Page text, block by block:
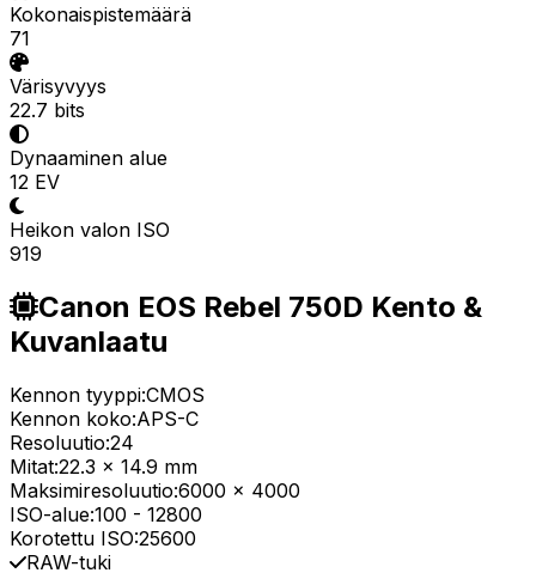
Kokonaispistemäärä
71
Värisyvyys
22.7 bits
Dynaaminen alue
12 EV
Heikon valon ISO
919
Canon EOS Rebel 750D Kento &
Kuvanlaatu
Kennon tyyppi:CMOS
Kennon koko:APS-C
Resoluutio:24
Mitat:22.3 x 14.9 mm
Maksimiresoluutio:6000 x 4000
ISO-alue:100 - 12800
Korotettu ISO:25600
RAW-tuki